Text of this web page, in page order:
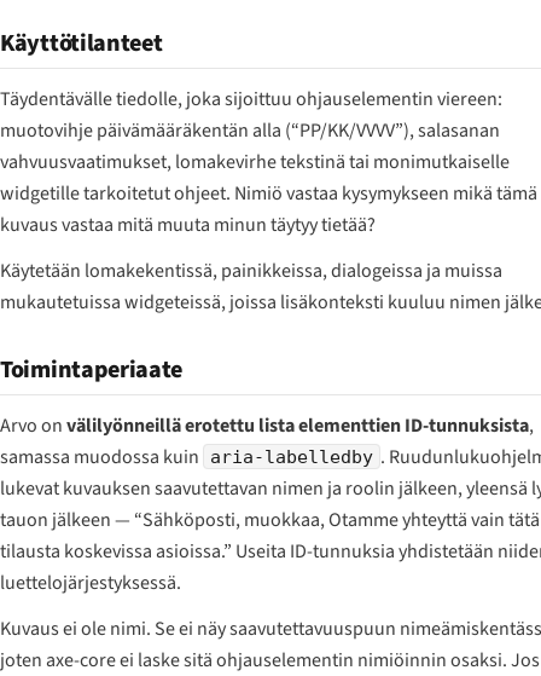
Käyttötilanteet
Täydentävälle tiedolle, joka sijoittuu ohjauselementin viereen:
muotovihje päivämääräkentän alla (“PP/KK/VVVV”), salasanan
vahvuusvaatimukset, lomakevirhe tekstinä tai monimutkaiselle
widgetille tarkoitetut ohjeet. Nimiö vastaa kysymykseen mikä
kuvaus vastaa mitä muuta minun täytyy tietää?
Käytetään lomakekentissä, painikkeissa, dialogeissa ja muissa
mukautetuissa widgeteissä, joissa lisäkonteksti kuuluu nimen
Toimintaperiaate
Arvo onvälilyönneillä erotettu lista elementtien ID-tunnuksista,
samassa muodossa kuin
aria-labelledby .
lukevat kuvauksen saavutettavan nimen ja roolin jälkeen, yleensä
tauon jälkeen — “Sähköposti, muokkaa, Otamme yhteyttä vain tätä
tilausta koskevissa asioissa.” Useita ID-tunnuksia yhdistetään
luettelojärjestyksessä.
Kuvaus ei ole nimi. Se ei näy saavutettavuuspuun
joten axe-core ei laske sitä ohjauselementin nimiöinnin osaksi. Jos